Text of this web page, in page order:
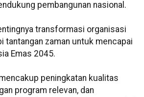
pembangunan nasional.
transformasi organisasi
tantangan zaman untuk mencapai
Emas 2045.
peningkatan kualitas
program relevan, dan